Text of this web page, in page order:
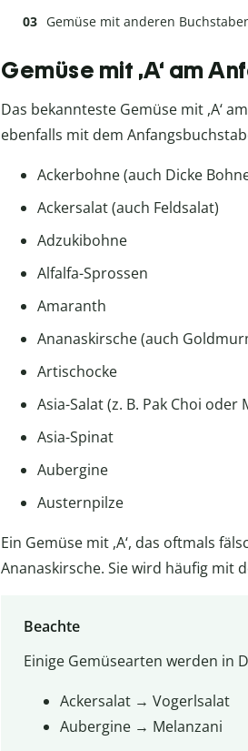
Gemüse mit anderen
Gemüse mit ,A‘ am
Das bekannteste Gemüse mit ,A‘
ebenfalls mit dem
Ackerbohne (auch Dicke
Ackersalat (auch Feldsalat)
Adzukibohne
Alfalfa-Sprossen
Amaranth
Ananaskirsche (auch
Artischocke
Asia-Salat (z. B. Pak Choi oder
Asia-Spinat
Aubergine
Austernpilze
Ein Gemüse mit ,A‘, das oftmals
Ananaskirsche. Sie wird häufig mit
Beachte
Einige Gemüsearten werden in
Ackersalat → Vogerlsalat
Aubergine → Melanzani